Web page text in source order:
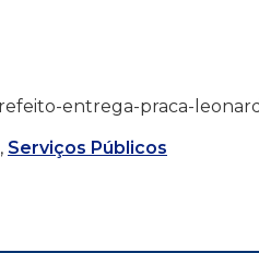
entrega-praca-
, Serviços Públicos